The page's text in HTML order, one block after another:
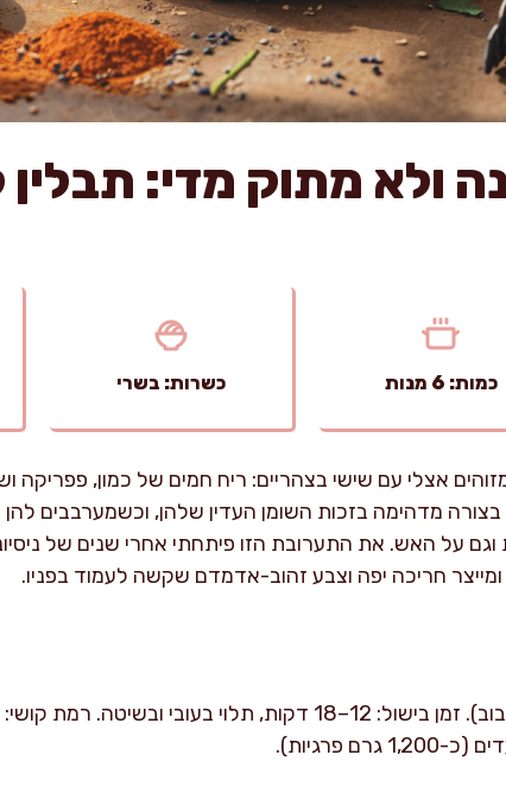
ולא מתוק מדי: תבלין
כמות: 6 מנות כשרות: בשרי
אצלי עם שישי בצהריים: ריח חמים של כמון, פפריקה
מדהימה בזכות השומן העדין שלהן, וכשמערבבים להן
וגם על האש. את התערובת הזו פיתחתי אחרי שנים של
חריכה יפה וצבע זהוב-אדמדם שקשה לעמוד בפניו.
זמן הכנה: כ-15 דקות (כולל שקילה וערבוב). זמן בישול: 12–18 דקות, תלוי